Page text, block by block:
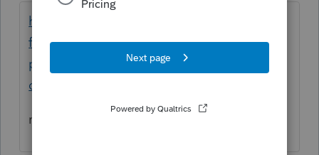
https://profile-
fr.community.intuit.ca/questions/1797852-
pour-un-couple-comment-obtenir-une-
qlettre-...
regardez la question précédente